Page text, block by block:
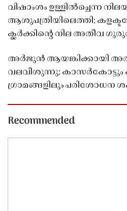
വിഷാംശം ഉള്ളിൽച്ചെന്ന
ആശുപത്രിയിലെത്തി;
ക്ലർക്കിൻ്റെ നില അതീവ
അർജുൻ ആയങ്കിക്കായി
വലവീശുന്നു;
ഗ്രാമങ്ങളിലും പരിശോധന
Recommended